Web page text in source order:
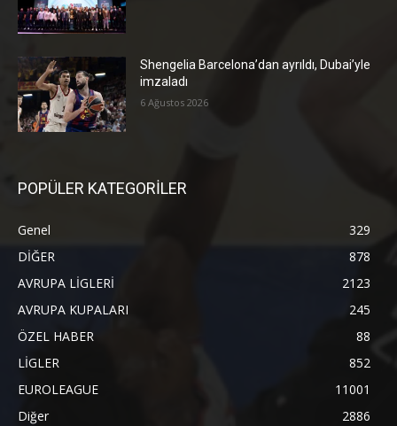
Shengelia Barcelona’dan ayrıldı, Dubai’yle
imzaladı
6 Ağustos 2026
POPÜLER KATEGORİLER
Genel
329
DİĞER
878
AVRUPA LİGLERİ
2123
AVRUPA KUPALARI
245
ÖZEL HABER
88
LİGLER
852
EUROLEAGUE
11001
Diğer
2886